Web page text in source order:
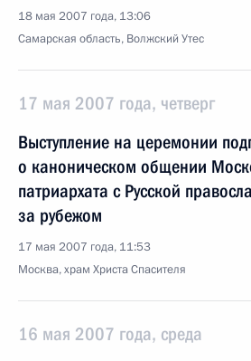
18 мая 2007 года, 13:06
Самарская область, Волжский Утес
17 мая 2007 года, четверг
Выступление на церемонии
о каноническом общении
патриархата с Русской
за рубежом
17 мая 2007 года, 11:53
Москва, храм Христа Спасителя
16 мая 2007 года, среда